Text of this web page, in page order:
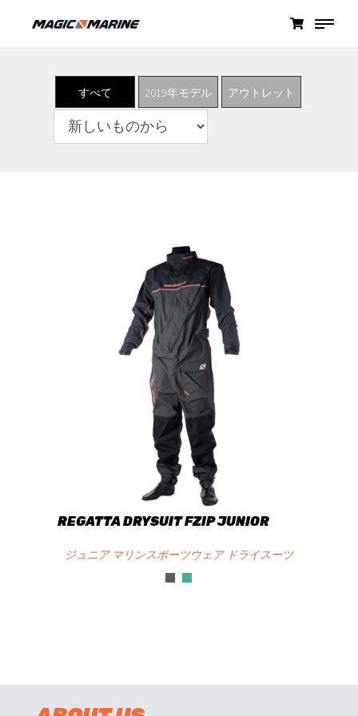
すべて 2019年モデル アウトレット
REGATTA DRYSUIT FZIP JUNIOR
ジュニア マリンスポーツウェア ドライスーツ